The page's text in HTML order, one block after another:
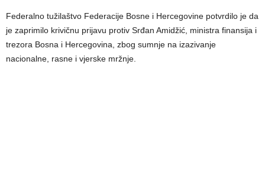
Federalno tužilaštvo Federacije Bosne i Hercegovine potvrdilo je da
je zaprimilo krivičnu prijavu protiv Srđan Amidžić, ministra finansija i
trezora Bosna i Hercegovina, zbog sumnje na izazivanje
nacionalne, rasne i vjerske mržnje.